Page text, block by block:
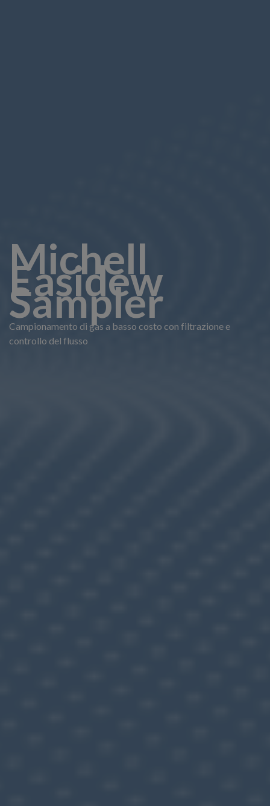
Michell
Easidew
Sampler
Campionamento di gas a basso costo con filtrazione e
controllo del flusso